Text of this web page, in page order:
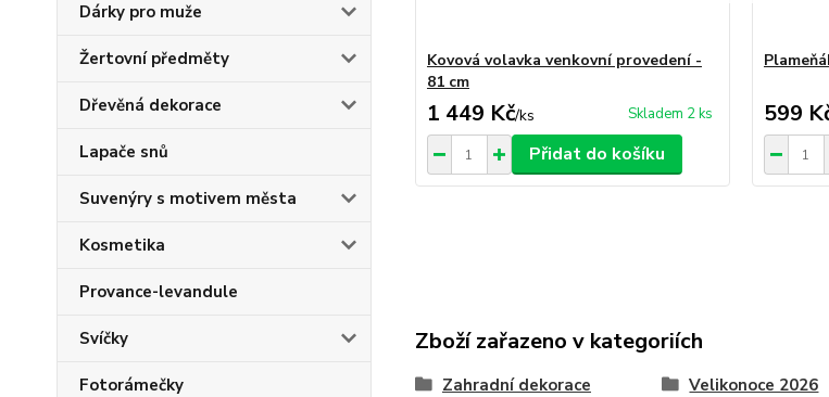
Dárky pro muže
Žertovní předměty
Dřevěná dekorace
Lapače snů
Suvenýry s motivem města
Kosmetika
Provance-levandule
Svíčky
Fotorámečky
Kovová volavka venkovní provedení -
81 cm
1 449 Kč/ks Skladem 2 ks
Přidat do košíku
599
Zboží zařazeno v kategoriích
Zahradní dekorace Velikonoce 2026